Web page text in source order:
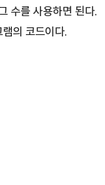
수를 사용하면 된다.
의 코드이다.